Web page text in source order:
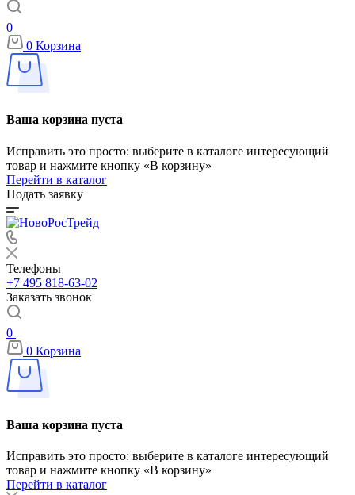
0
0 Корзина
Ваша корзина пуста
Исправить это просто: выберите в каталоге интересующий
товар и нажмите кнопку «В корзину»
Перейти в каталог
Подать заявку
Телефоны
+7 495 818-63-02
Заказать звонок
0
0 Корзина
Ваша корзина пуста
Исправить это просто: выберите в каталоге интересующий
товар и нажмите кнопку «В корзину»
Перейти в каталог